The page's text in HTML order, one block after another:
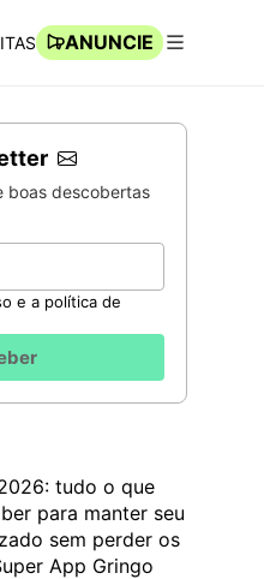
ANUNCIE
boas descobertas
e a política de
tudo o que
para manter seu
sem perder os
App Gringo